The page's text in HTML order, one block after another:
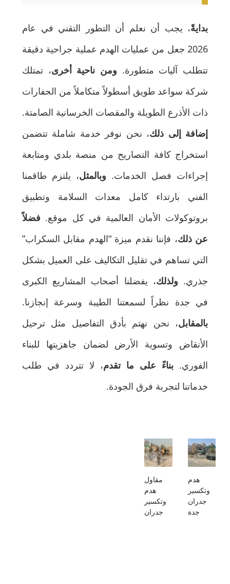
بدايةً، يجب أن نعلم أن التطور التقني في عام
2026 جعل من عمليات الهدم عملية جراحية دقيقة
تتطلب آليات متطورة. ومن ناحية أخرى، تمتلك
شركة سواعد طويق أسطولاً متكاملاً من الحفارات
ذات الأذرع الطويلة والمقصات الخرسانية الصامتة.
إضافة إلى ذلك، نحن نوفر خدمة شاملة تتضمن
استخراج كافة التصاريح من منصة بلدي ومتابعة
إجراءات فصل الخدمات. وبالمثل، يلتزم طاقمنا
الفني بارتداء كامل معدات السلامة وتطبيق
بروتوكولات الأمان العالمية في كل موقع. فضلاً
عن ذلك، فإننا نقدم ميزة “الهدم مقابل السكراب”
التي تساهم في تقليل التكاليف على العميل بشكل
جذري. ولذلك، يفضلنا أصحاب المشاريع الكبرى
في جدة نظراً لسمعتنا الطيبة وسرعة إنجازنا.
بالمقابل، نحن نهتم بأدق التفاصيل مثل ترحيل
الأنقاض وتسوية الأرض لضمان جاهزيتها للبناء
الفوري. بناءً على ما تقدم، لا تتردد في طلب
خدماتنا لتجربة فرق الجودة.
هدم
وتكسير
جدران
جدة
مقاول
هدم
وتكسير
جدران